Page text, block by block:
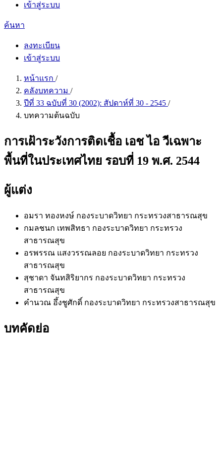
เข้าสู่ระบบ
ค้นหา
ลงทะเบียน
เข้าสู่ระบบ
หน้าแรก /
คลังบทความ /
ปีที่ 33 ฉบับที่ 30 (2002): สัปดาห์ที่ 30 - 2545 /
บทความต้นฉบับ
การเฝ้าระวังการติดเชื้อ เอช ไอ วีเฉพาะ
พื้นที่ในประเทศไทย รอบที่ 19 พ.ศ. 2544
ผู้แต่ง
อมรา ทองหงษ์ กองระบาดวิทยา กระทรวงสาธารณสุข
กมลชนก เทพสิทธา กองระบาดวิทยา กระทรวง
สาธารณสุข
อรพรรณ แสงวรรณลอย กองระบาดวิทยา กระทรวง
สาธารณสุข
สุชาดา จันทสิริยากร กองระบาดวิทยา กระทรวง
สาธารณสุข
คำนวณ อึ้งชูศักดิ์ กองระบาดวิทยา กระทรวงสาธารณสุข
บทคัดย่อ